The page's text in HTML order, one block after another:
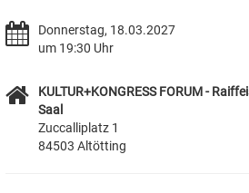
Donnerstag, 18.03.2027
um 19:30 Uhr
KULTUR+KONGRESS FORUM -
Saal
Zuccalliplatz 1
84503 Altötting